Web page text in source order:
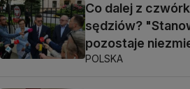
Co dalej z
sędziów?
pozostaje
POLSKA